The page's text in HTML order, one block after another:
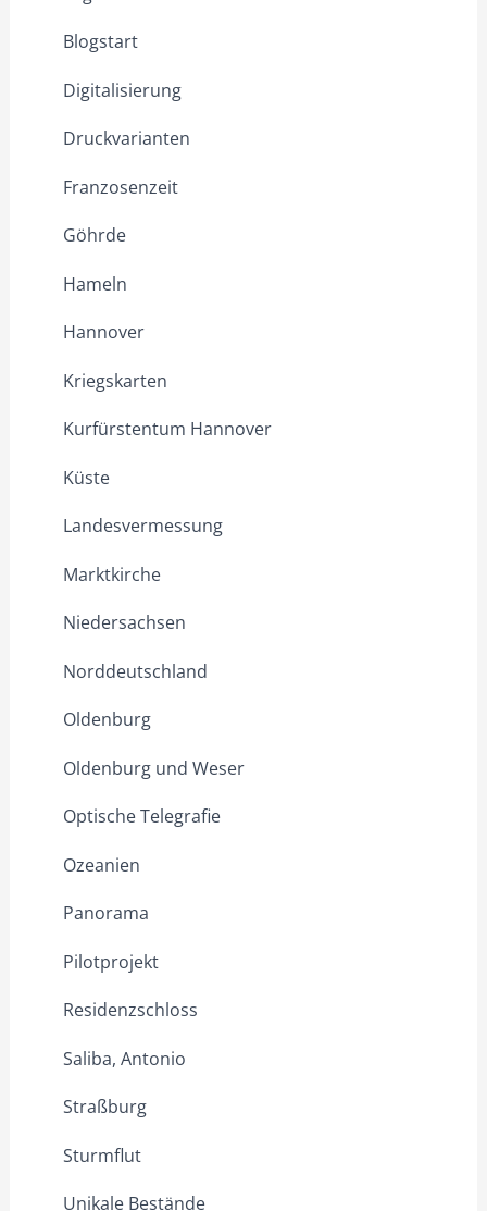
Blogstart
Digitalisierung
Druckvarianten
Franzosenzeit
Göhrde
Hameln
Hannover
Kriegskarten
Kurfürstentum Hannover
Küste
Landesvermessung
Marktkirche
Niedersachsen
Norddeutschland
Oldenburg
Oldenburg und Weser
Optische Telegrafie
Ozeanien
Panorama
Pilotprojekt
Residenzschloss
Saliba, Antonio
Straßburg
Sturmflut
Unikale Bestände